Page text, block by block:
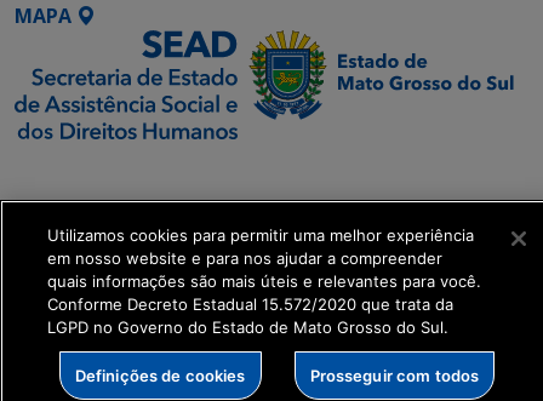
MAPA
Executiva de
Transformação Digital
get_footer();
Utilizamos cookies para permitir uma melhor experiência
em nosso website e para nos ajudar a compreender
quais informações são mais úteis e relevantes para você.
Conforme Decreto Estadual 15.572/2020 que trata da
LGPD no Governo do Estado de Mato Grosso do Sul.
Definições de cookies Prosseguir com todos